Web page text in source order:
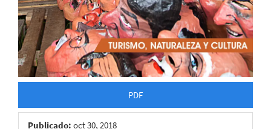
PDF
Publicado: oct 30, 2018